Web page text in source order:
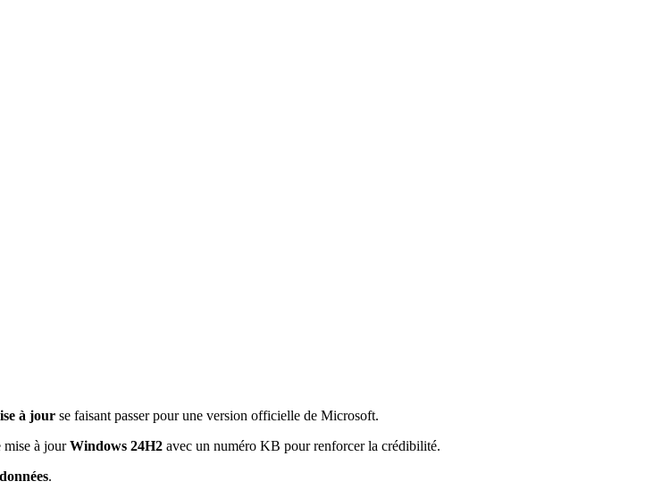
à jour se faisant passer pour une version officielle de Microsoft.
mise à jourWindows 24H2 avec un numéro KB pour renforcer la crédibilité.
.